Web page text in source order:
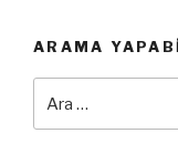
ARAMA